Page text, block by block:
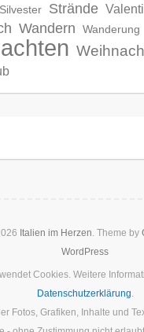
Silvester Strände
Wandern Wanderung
Italien im Herzen. Theme by
WordPress
Cookies. Weitere
Datenschutzerklärung.
Fotos, Grafiken, Inhalte und